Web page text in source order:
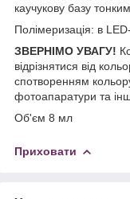
каучукову базу
Полімеризація: в
ЗВЕРНІМО УВАГУ!
відрізнятися від
спотворенням
фотоапаратури та
Об'єм 8 мл
Приховати